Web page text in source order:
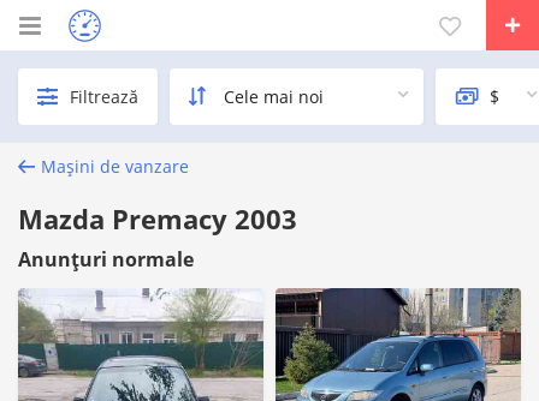
Filtrează
Mașini de vanzare
Mazda Premacy 2003
Anunțuri normale